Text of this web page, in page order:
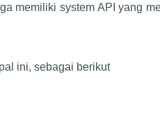
memiliki system API yang
ini, sebagai berikut